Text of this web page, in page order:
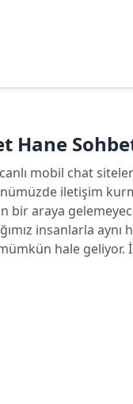
Hane
mobil chat
iletişim
bir araya
insanlarla
hale geliyor.